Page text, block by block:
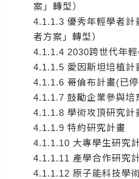
案」轉型）
4.1.1.3 優秀年輕學者計
者方案」轉型）
4.1.1.4 2030跨世代年
4.1.1.5 愛因斯坦培植計
4.1.1.6 哥倫布計畫(已
4.1.1.7 鼓勵企業參與培
4.1.1.8 學術攻頂研究計
4.1.1.9 特約研究計畫
4.1.1.10 大專學生研究
4.1.1.11 產學合作研究
4.1.1.12 原子能科技學